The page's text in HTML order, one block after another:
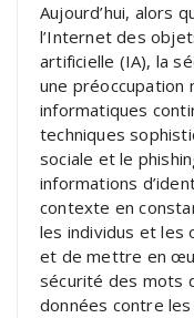
Aujourd’hui, alors
l’Internet des
artificielle (IA), la
une préoccupation
informatiques
techniques
sociale et le
informations
contexte en
les individus et les
et de mettre en
sécurité des mots
données contre